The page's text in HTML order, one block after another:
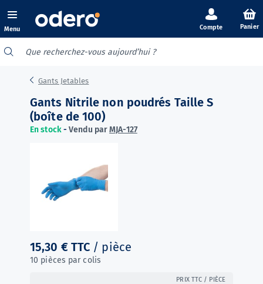
Menu Panier
Gants Jetables
Gants Nitrile non poudrés Taille S
(boîte de 100)
En stock-Vendu parMJA-127
15,30 € TTC / pièce
10 pièces par colis
PRIX TTC / PIÈCE